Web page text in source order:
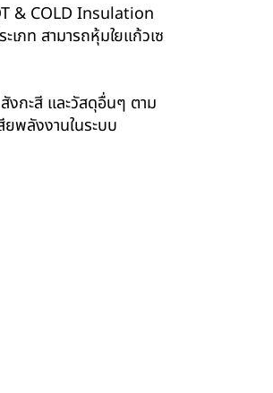
& COLD Insulation
ภท สามารถหุ้มใยแก้วเซ
กะสี และวัสดุอื่นๆ ตาม
พลังงานในระบบ